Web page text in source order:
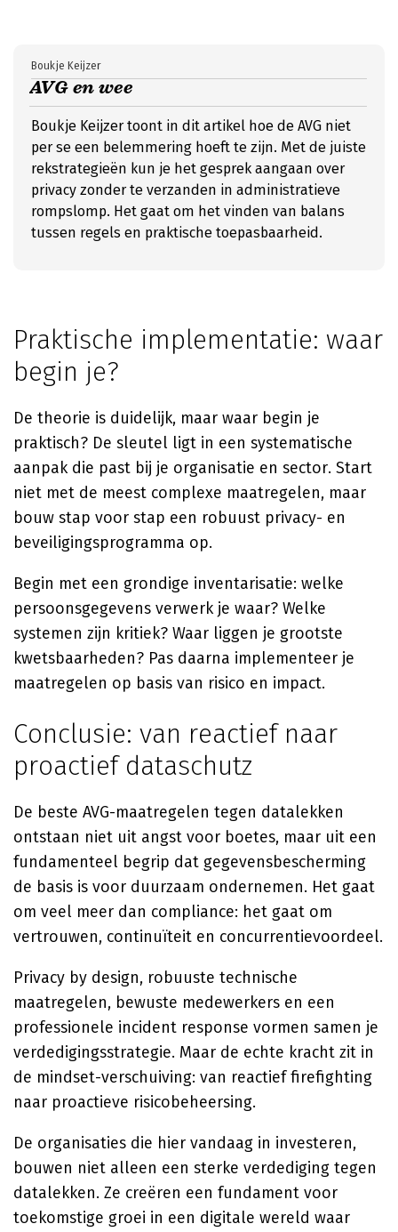
AVG en wee
Boukje Keijzer
Boukje Keijzer toont in dit artikel hoe de AVG niet
per se een belemmering hoeft te zijn. Met de juiste
rekstrategieën kun je het gesprek aangaan over
privacy zonder te verzanden in administratieve
rompslomp. Het gaat om het vinden van balans
tussen regels en praktische toepasbaarheid.
Praktische implementatie: waar
begin je?
De theorie is duidelijk, maar waar begin je
praktisch? De sleutel ligt in een systematische
aanpak die past bij je organisatie en sector. Start
niet met de meest complexe maatregelen, maar
bouw stap voor stap een robuust privacy- en
beveiligingsprogramma op.
Begin met een grondige inventarisatie: welke
persoonsgegevens verwerk je waar? Welke
systemen zijn kritiek? Waar liggen je grootste
kwetsbaarheden? Pas daarna implementeer je
maatregelen op basis van risico en impact.
Conclusie: van reactief naar
proactief dataschutz
De beste AVG-maatregelen tegen datalekken
ontstaan niet uit angst voor boetes, maar uit een
fundamenteel begrip dat gegevensbescherming
de basis is voor duurzaam ondernemen. Het gaat
om veel meer dan compliance: het gaat om
vertrouwen, continuïteit en concurrentievoordeel.
Privacy by design, robuuste technische
maatregelen, bewuste medewerkers en een
professionele incident response vormen samen je
verdedigingsstrategie. Maar de echte kracht zit in
de mindset-verschuiving: van reactief firefighting
naar proactieve risicobeheersing.
De organisaties die hier vandaag in investeren,
bouwen niet alleen een sterke verdediging tegen
datalekken. Ze creëren een fundament voor
toekomstige groei in een digitale wereld waar